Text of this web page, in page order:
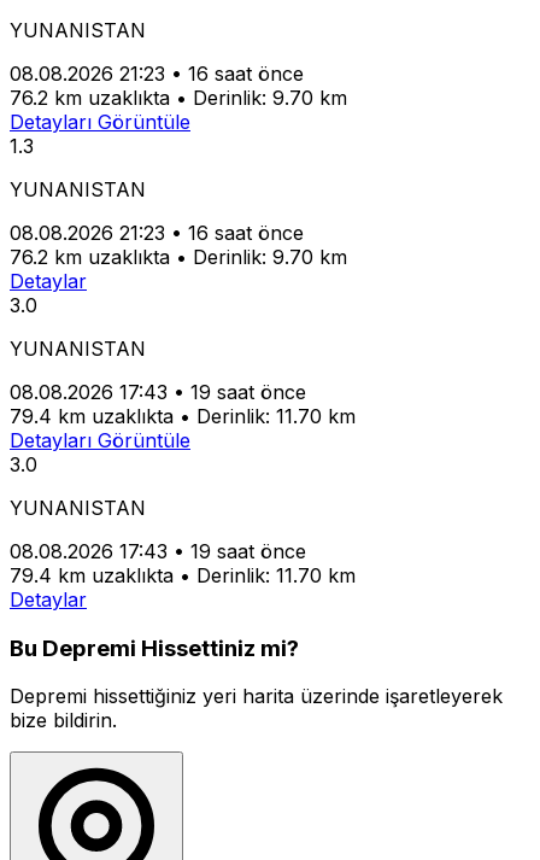
YUNANISTAN
08.08.2026 21:23 • 16 saat önce
76.2 km uzaklıkta • Derinlik: 9.70 km
Detayları Görüntüle
1.3
YUNANISTAN
08.08.2026 21:23 • 16 saat önce
76.2 km uzaklıkta • Derinlik: 9.70 km
Detaylar
3.0
YUNANISTAN
08.08.2026 17:43 • 19 saat önce
79.4 km uzaklıkta • Derinlik: 11.70 km
Detayları Görüntüle
3.0
YUNANISTAN
08.08.2026 17:43 • 19 saat önce
79.4 km uzaklıkta • Derinlik: 11.70 km
Detaylar
Bu Depremi Hissettiniz mi?
Depremi hissettiğiniz yeri harita üzerinde işaretleyerek
bize bildirin.